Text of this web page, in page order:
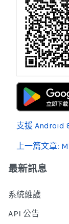
支援 Android
上一篇文章:
最新訊息
系統維護
API 公告